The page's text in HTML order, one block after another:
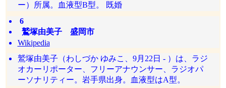
ー）所属。血液型B型。 既婚
6
鷲塚由美子 盛岡市
Wikipedia
鷲塚由美子（わしづか ゆみこ、9月22日 - ）は、ラジ
オカーリポーター、フリーアナウンサー、ラジオパ
ーソナリティー。岩手県出身。血液型はA型。